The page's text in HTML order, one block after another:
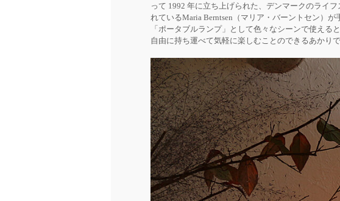
って 1992 年に立ち上げられた、デンマークのライ
れているMaria Berntsen（マリア・バーントセン）
「ポータブルランプ」として色々なシーンで使える
自由に持ち運べて気軽に楽しむことのできるあかりで